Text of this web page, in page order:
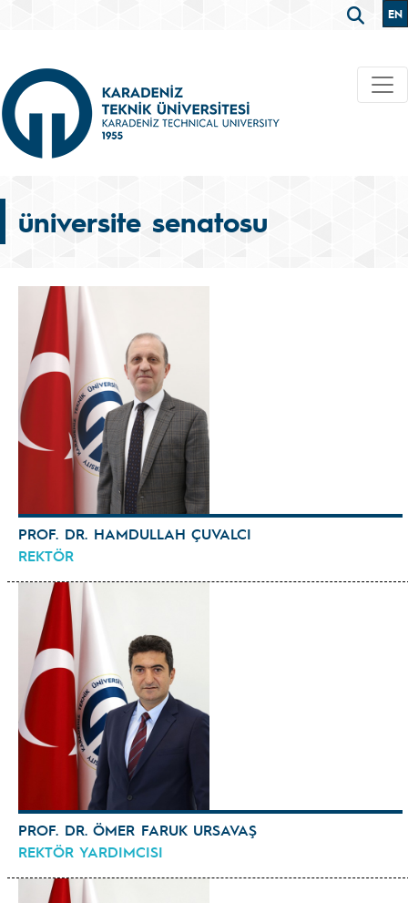
EN
üniversite senatosu
PROF. DR. HAMDULLAH ÇUVALCI
REKTÖR
PROF. DR. ÖMER FARUK URSAVAŞ
REKTÖR YARDIMCISI